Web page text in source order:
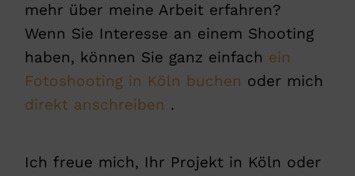
mehr über meine Arbeit erfahren?
Wenn Sie Interesse an einem Shooting
haben, können Sie ganz einfach ein
Fotoshooting in Köln buchen oder mich
direkt anschreiben .
Ich freue mich, Ihr Projekt in Köln oder